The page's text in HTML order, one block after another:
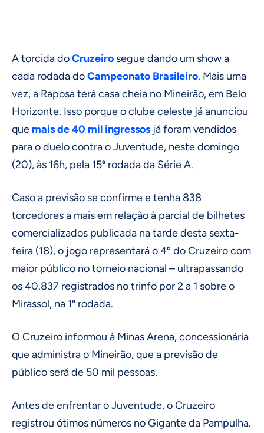
A torcida doCruzeiro segue dando um show a
cada rodada doCampeonato Brasileiro. Mais uma
vez, a Raposa terá casa cheia no Mineirão, em Belo
Horizonte. Isso porque o clube celeste já anunciou
que mais de 40 mil ingressos já foram vendidos
para o duelo contra o Juventude, neste domingo
(20), às 16h, pela 15ª rodada da Série A.
Caso a previsão se confirme e tenha 838
torcedores a mais em relação à parcial de bilhetes
comercializados publicada na tarde desta sexta-
feira (18), o jogo representará o 4º do Cruzeiro com
maior público no torneio nacional – ultrapassando
os 40.837 registrados no trinfo por 2 a 1 sobre o
Mirassol, na 1ª rodada.
O Cruzeiro informou à Minas Arena, concessionária
que administra o Mineirão, que a previsão de
público será de 50 mil pessoas.
Antes de enfrentar o Juventude, o Cruzeiro
registrou ótimos números no Gigante da Pampulha.